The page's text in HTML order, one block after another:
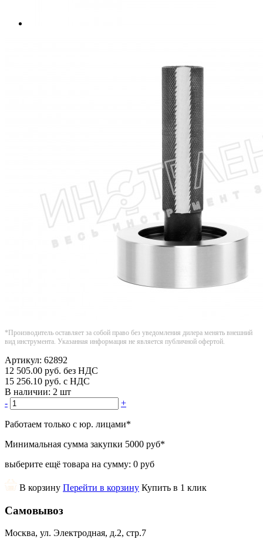
*Производитель оставляет за собой право без уведомления дилера менять внешний
вид инструмента. Указанная информация не является публичной офертой.
Артикул: 62892
12 505.00 руб. без НДС
15 256.10 руб. с НДС
В наличии: 2 шт
-
+
Работаем только с юр. лицами*
Минимальная сумма закупки 5000 руб*
выберите ещё товара на сумму: 0 руб
В корзину Перейти в корзину Купить в 1 клик
Самовывоз
Москва, ул. Электродная, д.2, стр.7